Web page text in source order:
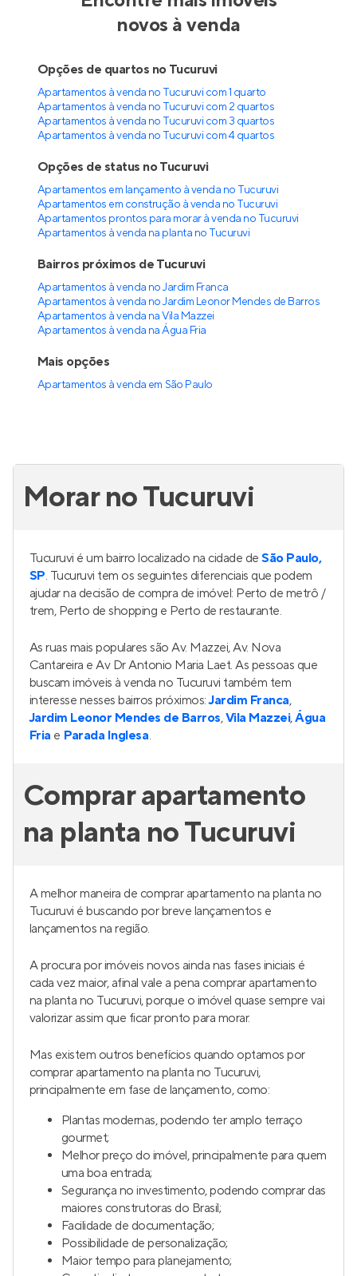
Pronto para morar noJardim Franca
26 a 46 m²
1 e 2
1 e 2
1
Venda a partir de
myID Tucuruvi Signature
Lançamento na Vila Mazzei,São Paulo
Venda a partir de
R$ 285.004
Encontre mais imóveis
Opções de quartos no Tucuruvi
Apartamentos à venda no Tucuruvi com 1 quarto
Apartamentos à venda no Tucuruvi com 2 quartos
Apartamentos à venda no Tucuruvi com 3 quartos
Opções de status no Tucuruvi
Apartamentos em lançamento à venda no Tucuruvi
Apartamentos em construção à venda no Tucuruvi
Apartamentos à venda na planta no Tucuruvi
Bairros próximos de Tucuruvi
Apartamentos à venda no Jardim Franca
Apartamentos à venda na Vila Mazzei
Apartamentos à venda na Água Fria
Mais opções
Apartamentos à vendaemSão Paulo
Morar no Tucuruvi